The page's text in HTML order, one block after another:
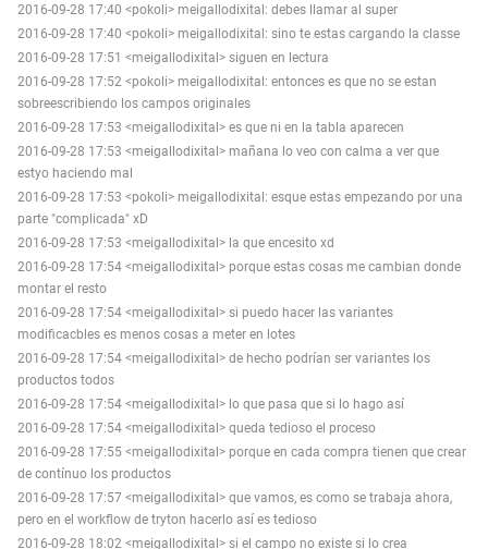
2016-09-28 17:40 <pokoli> meigallodixital: debes llamar al super
2016-09-28 17:40 <pokoli> meigallodixital: sino te estas cargando la classe
2016-09-28 17:51 <meigallodixital> siguen en lectura
2016-09-28 17:52 <pokoli> meigallodixital: entonces es que no se estan
sobreescribiendo los campos originales
2016-09-28 17:53 <meigallodixital> es que ni en la tabla aparecen
2016-09-28 17:53 <meigallodixital> mañana lo veo con calma a ver que
estyo haciendo mal
2016-09-28 17:53 <pokoli> meigallodixital: esque estas empezando por una
parte "complicada" xD
2016-09-28 17:53 <meigallodixital> la que encesito xd
2016-09-28 17:54 <meigallodixital> porque estas cosas me cambian donde
montar el resto
2016-09-28 17:54 <meigallodixital> si puedo hacer las variantes
modificacbles es menos cosas a meter en lotes
2016-09-28 17:54 <meigallodixital> de hecho podrían ser variantes los
productos todos
2016-09-28 17:54 <meigallodixital> lo que pasa que si lo hago así
2016-09-28 17:54 <meigallodixital> queda tedioso el proceso
2016-09-28 17:55 <meigallodixital> porque en cada compra tienen que crear
de contínuo los productos
2016-09-28 17:57 <meigallodixital> que vamos, es como se trabaja ahora,
pero en el workflow de tryton hacerlo así es tedioso
2016-09-28 18:02 <meigallodixital> si el campo no existe si lo crea